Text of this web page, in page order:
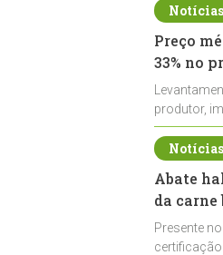
Preço
33% no
produtor,
de leite cru
Abate
da
Presente